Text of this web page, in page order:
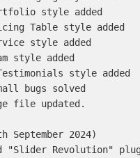
style added
Table style added
style added
style added
style added
bugs solved
file updated.
September 2024)
"Slider Revolution"